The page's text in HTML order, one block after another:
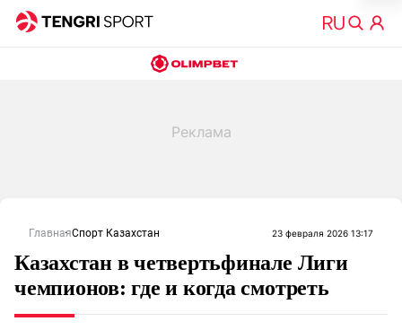
ГлавнаяСпорт Казахстан 23 февраля 2026 13:17
Казахстан в четвертьфинале Лиги
чемпионов: где и когда смотреть